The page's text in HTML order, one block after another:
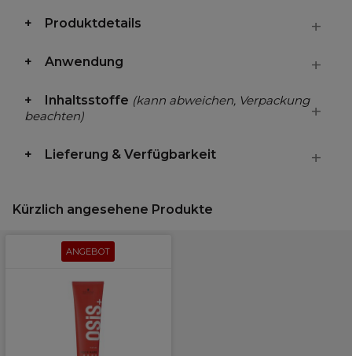
Produktdetails
Anwendung
Inhaltsstoffe (kann abweichen, Verpackung
beachten)
Lieferung & Verfügbarkeit
Kürzlich angesehene Produkte
ANGEBOT